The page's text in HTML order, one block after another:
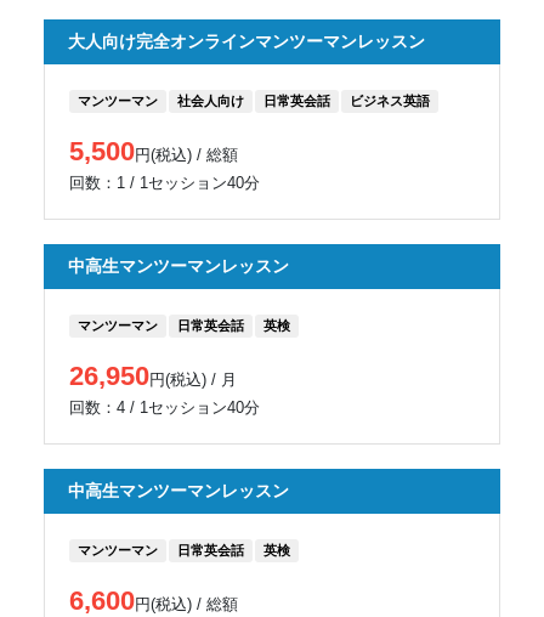
大人向け完全オンラインマンツーマンレッスン
マンツーマン 社会人向け 日常英会話 ビジネス英語
5,500円(税込) / 総額
回数：1 / 1セッション40分
中高生マンツーマンレッスン
マンツーマン 日常英会話 英検
26,950円(税込) / 月
回数：4 / 1セッション40分
中高生マンツーマンレッスン
マンツーマン 日常英会話 英検
6,600円(税込) / 総額